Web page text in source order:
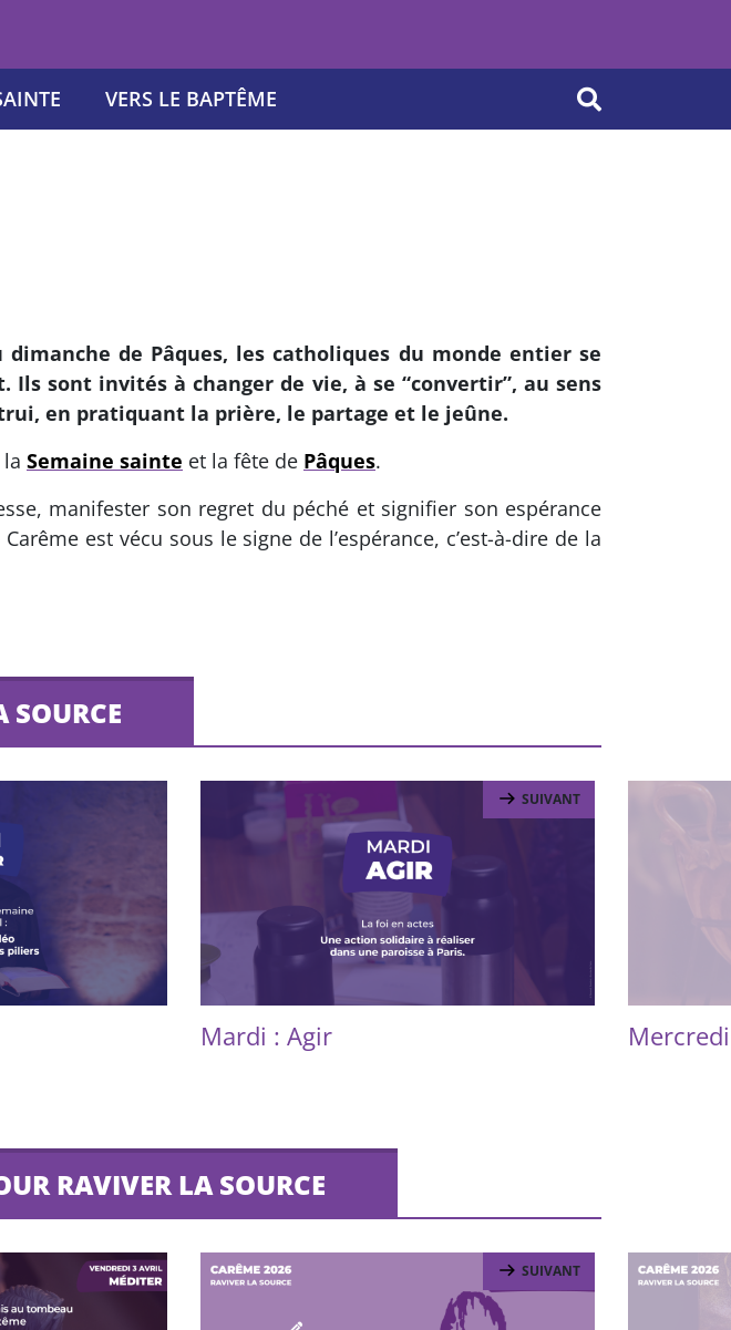
OK
VERS LE BAPTÊME
de Pâques, les catholiques du monde entier se
sont invités à changer de vie, à se “convertir”, au sens
en pratiquant la prière, le partage et le jeûne.
Semaine sainte et la fête de Pâques.
manifester son regret du péché et signifier son espérance
est vécu sous le signe de l’espérance, c’est-à-dire de la
SOURCE
Mardi : Agir
SUIVANT
RAVIVER LA SOURCE
SUIVANT